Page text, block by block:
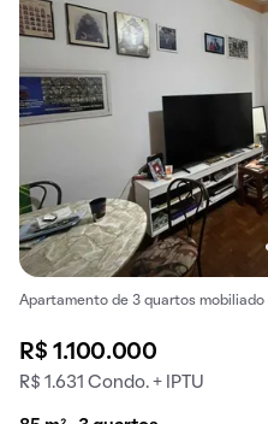
Apartamento de 3 quartos mobiliado
R$ 1.100.000
R$ 1.631 Condo. + IPTU